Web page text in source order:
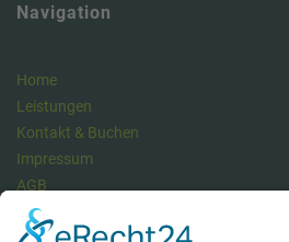
Navigation
Home
Leistungen
Kontakt & Buchen
Impressum
AGB
Datenschutzerklärung